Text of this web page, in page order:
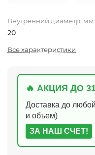
Внутренний диаметр, мм
20
Все характеристики
🔥 АКЦИЯ ДО
Доставка до
и объем)
ЗА НАШ СЧЕТ!